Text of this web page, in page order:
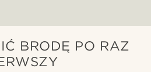
BRODĘ PO RAZ